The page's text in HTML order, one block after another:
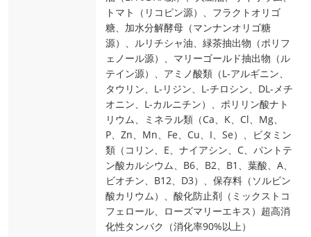
トマト（リコピン源）、フラクトオリゴ
糖、加水分解酵母（マンナンオリゴ糖
源）、ルリチシャ油、緑茶抽出物（ポリフ
ェノール源）、マリーゴールド抽出物（ル
テイン源）、アミノ酸類（L-アルギニン、
タウリン、L-リジン、L-チロシン、DL-メチ
オニン、L-カルニチン）、ポリリン酸ナト
リウム、ミネラル類（Ca、K、Cl、Mg、
P、Zn、Mn、Fe、Cu、I、Se）、ビタミン
類（コリン、E、ナイアシン、C、パントテ
ン酸カルシウム、B6、B2、B1、葉酸、A、
ビオチン、B12、D3）、保存料（ソルビン
酸カリウム）、酸化防止剤（ミックストコ
フェロール、ローズマリーエキス）超高消
化性タンパク（消化率90%以上）